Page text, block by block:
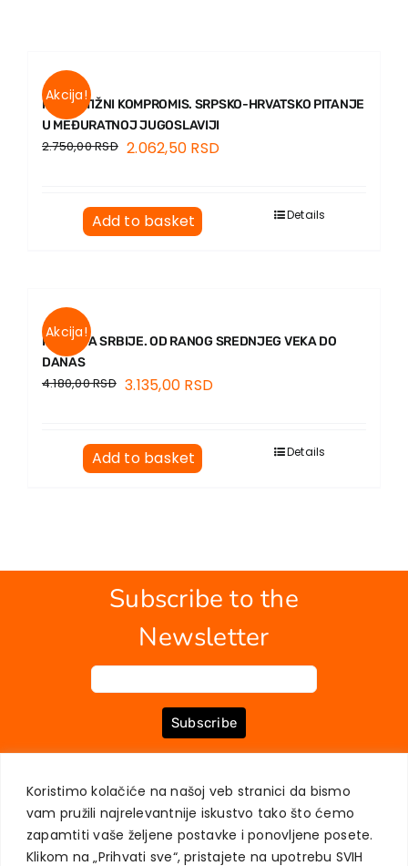
Koristimo kolačiće na našoj veb stranici da bismo
vam pružili najrelevantnije iskustvo tako što ćemo
zapamtiti vaše željene postavke i ponovljene posete.
Klikom na „Prihvati sve“, pristajete na upotrebu SVIH
Akcija!
NEDOSTIŽNI KOMPROMIS. SRPSKO-HRVATSKO PITANJE
U MEĐURATNOJ JUGOSLAVIJI
2.750,00RSD 2.062,50 RSD
Add to basket Details
Akcija!
ISTORIJA SRBIJE. OD RANOG SREDNJEG VEKA DO
DANAS
4.180,00RSD 3.135,00 RSD
Add to basket Details
Subscribe to the
Newsletter
Subscribe
USER PRIVACY PROTECTION